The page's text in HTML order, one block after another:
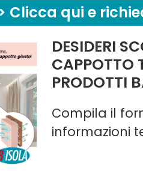
Clicca qui e
DESIDERI
CAPPOTTO
PRODOTTI
Compila il
informazioni